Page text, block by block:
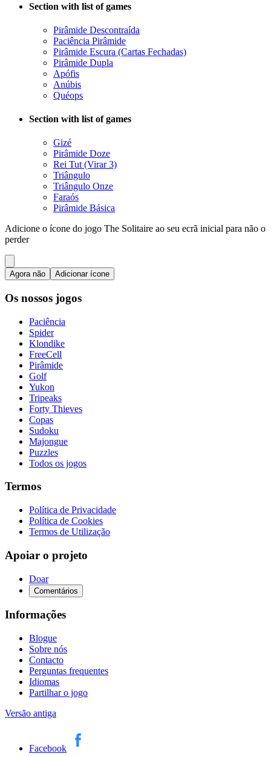
Section with list of games
Pirâmide Descontraída
Paciência Pirâmide
Pirâmide Escura (Cartas Fechadas)
Pirâmide Dupla
Apófis
Anúbis
Quéops
Section with list of games
Gizé
Pirâmide Doze
Rei Tut (Virar 3)
Triângulo
Triângulo Onze
Faraós
Pirâmide Básica
Adicione o ícone do jogo The Solitaire ao seu ecrã inicial para não o
perder
Agora não Adicionar ícone
Os nossos jogos
Paciência
Spider
Klondike
FreeCell
Pirâmide
Golf
Yukon
Tripeaks
Forty Thieves
Copas
Sudoku
Majongue
Puzzles
Todos os jogos
Termos
Política de Privacidade
Política de Cookies
Termos de Utilização
Apoiar o projeto
Doar
Comentários
Informações
Blogue
Sobre nós
Contacto
Perguntas frequentes
Idiomas
Partilhar o jogo
Versão antiga
Facebook